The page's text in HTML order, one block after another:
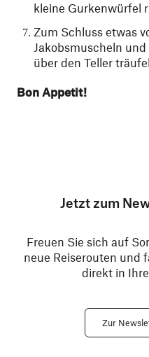
kleine Gurkenwürfel
Zum Schluss etwas
Jakobsmuscheln
über den Teller
Bon Appetit!
Jetzt zum
Freuen Sie sich auf
neue Reiserouten und
direkt in
Zur